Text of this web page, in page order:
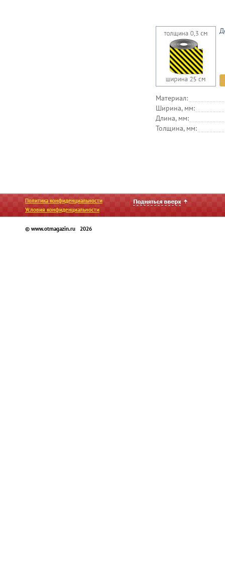
Материал:
Ширина, мм:
Длина, мм:
Толщина, мм:
Политика конфиденциальности
Условия конфиденциальности
© www.otmagazin.ru 2026